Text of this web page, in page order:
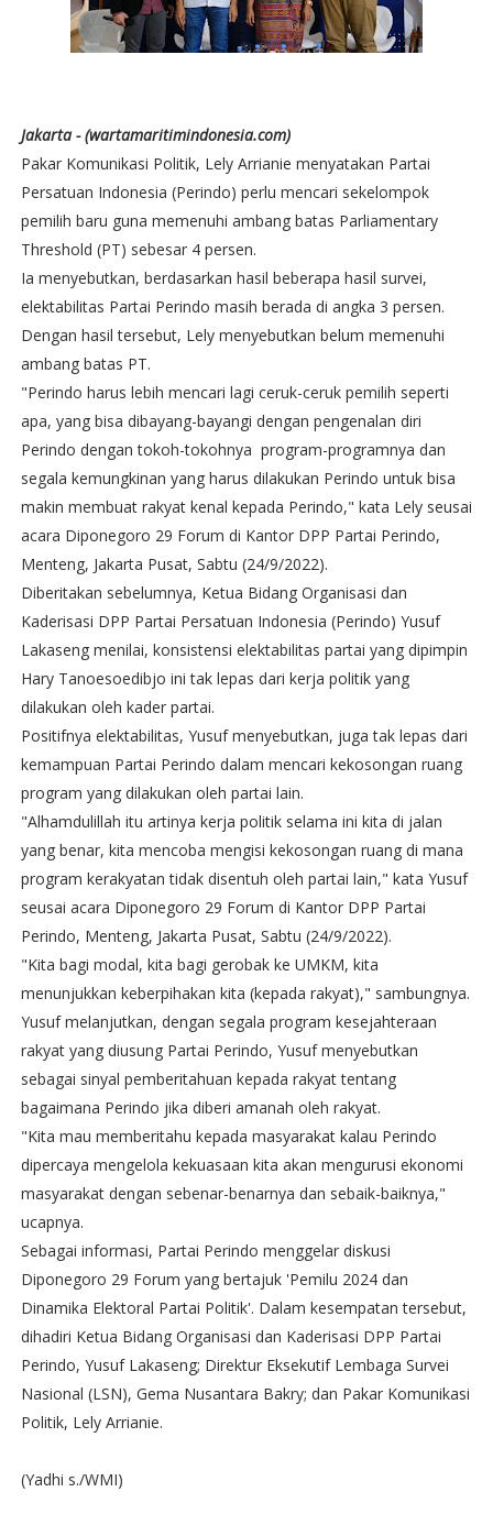
Jakarta - (wartamaritimindonesia.com)
Pakar Komunikasi Politik, Lely Arrianie menyatakan Partai
Persatuan Indonesia (Perindo) perlu mencari sekelompok
pemilih baru guna memenuhi ambang batas Parliamentary
Threshold (PT) sebesar 4 persen.
Ia menyebutkan, berdasarkan hasil beberapa hasil survei,
elektabilitas Partai Perindo masih berada di angka 3 persen.
Dengan hasil tersebut, Lely menyebutkan belum memenuhi
ambang batas PT.
"Perindo harus lebih mencari lagi ceruk-ceruk pemilih seperti
apa, yang bisa dibayang-bayangi dengan pengenalan diri
Perindo dengan tokoh-tokohnya program-programnya dan
segala kemungkinan yang harus dilakukan Perindo untuk bisa
makin membuat rakyat kenal kepada Perindo," kata Lely seusai
acara Diponegoro 29 Forum di Kantor DPP Partai Perindo,
Menteng, Jakarta Pusat, Sabtu (24/9/2022).
Diberitakan sebelumnya, Ketua Bidang Organisasi dan
Kaderisasi DPP Partai Persatuan Indonesia (Perindo) Yusuf
Lakaseng menilai, konsistensi elektabilitas partai yang dipimpin
Hary Tanoesoedibjo ini tak lepas dari kerja politik yang
dilakukan oleh kader partai.
Positifnya elektabilitas, Yusuf menyebutkan, juga tak lepas dari
kemampuan Partai Perindo dalam mencari kekosongan ruang
program yang dilakukan oleh partai lain.
"Alhamdulillah itu artinya kerja politik selama ini kita di jalan
yang benar, kita mencoba mengisi kekosongan ruang di mana
program kerakyatan tidak disentuh oleh partai lain," kata Yusuf
seusai acara Diponegoro 29 Forum di Kantor DPP Partai
Perindo, Menteng, Jakarta Pusat, Sabtu (24/9/2022).
"Kita bagi modal, kita bagi gerobak ke UMKM, kita
menunjukkan keberpihakan kita (kepada rakyat)," sambungnya.
Yusuf melanjutkan, dengan segala program kesejahteraan
rakyat yang diusung Partai Perindo, Yusuf menyebutkan
sebagai sinyal pemberitahuan kepada rakyat tentang
bagaimana Perindo jika diberi amanah oleh rakyat.
"Kita mau memberitahu kepada masyarakat kalau Perindo
dipercaya mengelola kekuasaan kita akan mengurusi ekonomi
masyarakat dengan sebenar-benarnya dan sebaik-baiknya,"
ucapnya.
Sebagai informasi, Partai Perindo menggelar diskusi
Diponegoro 29 Forum yang bertajuk 'Pemilu 2024 dan
Dinamika Elektoral Partai Politik'. Dalam kesempatan tersebut,
dihadiri Ketua Bidang Organisasi dan Kaderisasi DPP Partai
Perindo, Yusuf Lakaseng; Direktur Eksekutif Lembaga Survei
Nasional (LSN), Gema Nusantara Bakry; dan Pakar Komunikasi
Politik, Lely Arrianie.
(Yadhi s./WMI)